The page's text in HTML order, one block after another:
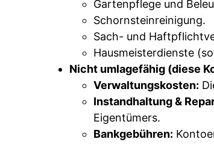
Gartenpflege und
Schornsteinreinigung.
Sach- und
Hausmeisterdienste
Nicht umlagefähig (diese
Verwaltungskosten:
Instandhaltung &
Eigentümers.
Bankgebühren: